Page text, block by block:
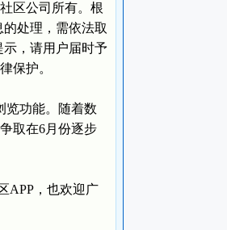
区公司所有。根
处理，需依法取
示，请用户届时予
保护。
功能。随着数
取在6月份逐步
APP，也欢迎广